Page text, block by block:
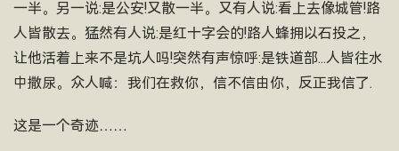
一半。另一说:是公安!又散一半。又有人说:看上去像城管!路
人皆散去。猛然有人说:是红十字会的!路人蜂拥以石投之，
让他活着上来不是坑人吗!突然有声惊呼:是铁道部...人皆往水
中撒尿。众人喊：我们在救你，信不信由你，反正我信了.
这是一个奇迹……